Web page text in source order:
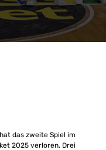
das zweite Spiel im
2025 verloren. Drei